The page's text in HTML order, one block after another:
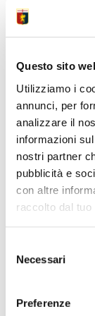
Questo sito
Utilizziamo i
annunci, per
analizzare il
informazioni
nostri partner
pubblicità e
con altre
raccolto dal
delNecessari
Preferenze
IL
Il Genoa CFC
Honest Ahanor